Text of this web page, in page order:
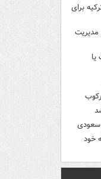
برای
مدیریت
سعودی
خود